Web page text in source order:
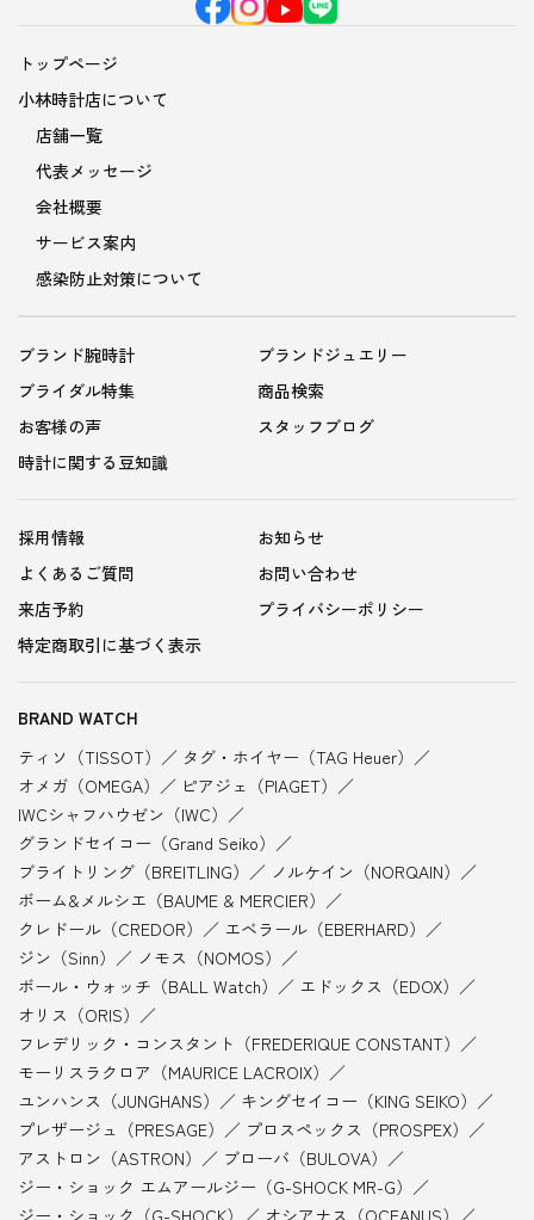
トップページ
小林時計店について
店舗一覧
代表メッセージ
会社概要
サービス案内
感染防止対策について
ブランド腕時計
ブランドジュエリー
ブライダル特集
商品検索
お客様の声
スタッフブログ
時計に関する豆知識
採用情報
お知らせ
よくあるご質問
お問い合わせ
来店予約
プライバシーポリシー
特定商取引に基づく表示
BRAND WATCH
ティソ（TISSOT）
タグ・ホイヤー（TAG Heuer）
オメガ（OMEGA）
ピアジェ（PIAGET）
IWCシャフハウゼン（IWC）
グランドセイコー（Grand Seiko）
ブライトリング（BREITLING）
ノルケイン（NORQAIN）
ボーム&メルシエ（BAUME & MERCIER）
クレドール（CREDOR）
エベラール（EBERHARD）
ジン（Sinn）
ノモス（NOMOS）
ボール・ウォッチ（BALL Watch）
エドックス（EDOX）
オリス（ORIS）
フレデリック・コンスタント（FREDERIQUE CONSTANT）
モーリスラクロア（MAURICE LACROIX）
ユンハンス（JUNGHANS）
キングセイコー（KING SEIKO）
プレザージュ（PRESAGE）
プロスペックス（PROSPEX）
アストロン（ASTRON）
ブローバ（BULOVA）
ジー・ショック エムアールジー（G-SHOCK MR-G）